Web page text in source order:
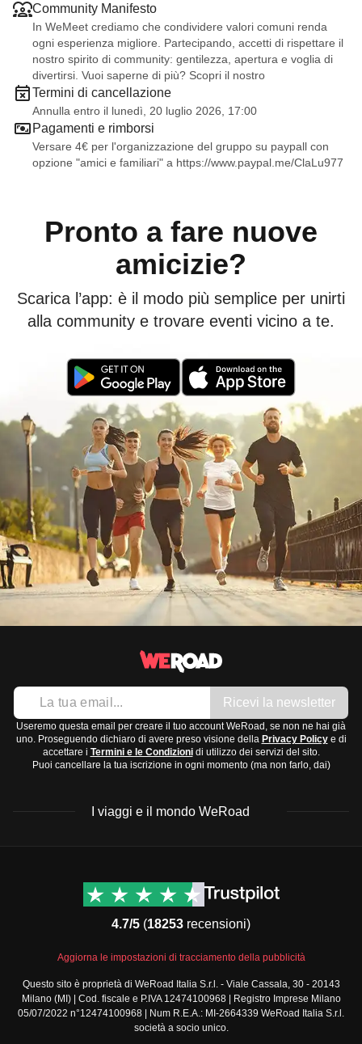
Community Manifesto
In WeMeet crediamo che condividere valori comuni renda
ogni esperienza migliore. Partecipando, accetti di rispettare il
nostro spirito di community: gentilezza, apertura e voglia di
divertirsi. Vuoi saperne di più? Scopri il nostro
Termini di cancellazione
Annulla entro il lunedì, 20 luglio 2026, 17:00
Pagamenti e rimborsi
Versare 4€ per l'organizzazione del gruppo su paypall con
opzione "amici e familiari" a https://www.paypal.me/ClaLu977
Pronto a fare nuove
amicizie?
Scarica l’app: è il modo più semplice per unirti
alla community e trovare eventi vicino a te.
Ricevi la newsletter
Useremo questa email per creare il tuo account WeRoad, se non ne hai già
uno. Proseguendo dichiaro di avere preso visione della Privacy Policye di
accettare i Termini e le Condizionidi utilizzo dei servizi del sito.
Puoi cancellare la tua iscrizione in ogni momento (ma non farlo, dai)
I viaggi e il mondo WeRoad
Viaggi di gruppo Nord
Viaggi di gruppo Centro
Viaggi di gruppo Sud
America
Viaggi di gruppo Africa
Viaggi di gruppo Medio
Contatti
Termini e condizioni
Condizioni generali
standard
Policy annullamento
viaggio
4.7/5 (18253 recensioni)
Aggiorna le impostazioni di tracciamento della pubblicità
Questo sito è proprietà di WeRoad Italia S.r.l. - Viale Cassala, 30 - 20143
Milano (MI) | Cod. fiscale e P.IVA 12474100968 | Registro Imprese Milano
05/07/2022 n°12474100968 | Num R.E.A.: MI-2664339 WeRoad Italia S.r.l.
società a socio unico.